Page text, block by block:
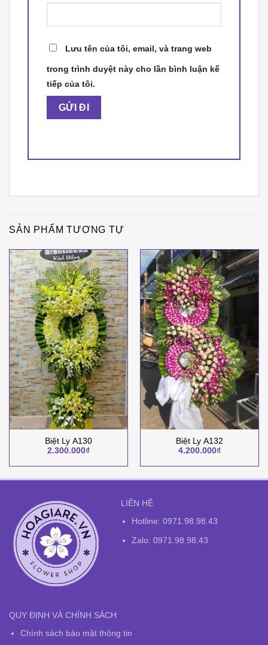
Lưu tên của tôi, email, và trang web
trong trình duyệt này cho lần bình luận kế
tiếp của tôi.
SẢN PHẨM TƯƠNG TỰ
Biệt Ly A130
2.300.000₫
Biệt Ly A132
4.200.000₫
LIÊN HỆ
Hotline:0971.98.98.43
Zalo: 0971.98.98.43
QUY ĐỊNH VÀ CHÍNH SÁCH
Chính sách bảo mật thông tin